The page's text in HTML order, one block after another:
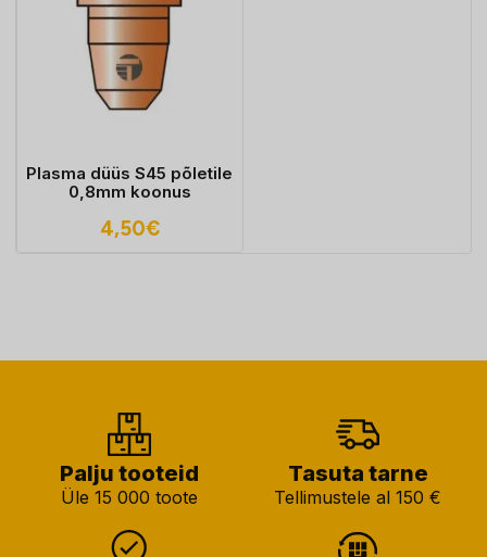
Plasma düüs S45 põletile
0,8mm koonus
4,50€
Palju tooteid
Üle 15 000 toote
Tasuta tarne
Tellimustele al 150 €